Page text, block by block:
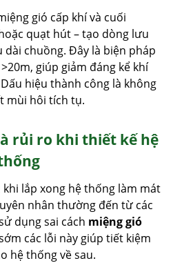
gió cấp khí và cuối
quạt hút – tạo dòng lưu
chuồng. Đây là biện pháp
giúp giảm đáng kể khí
hiệu thành công là không
mùi hôi tích tụ.
rủi ro khi thiết kế hệ
lắp xong hệ thống làm mát
nhân thường đến từ các
dụng sai cách miệng gió
các lỗi này giúp tiết kiệm
hệ thống về sau.